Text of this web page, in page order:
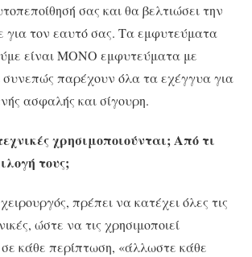
σας και θα βελτιώσει την
για τον εαυτό σας. Τα εμφυτεύματα
είναι ΜΟΝΟ εμφυτεύματα με
συνεπώς παρέχουν όλα τα εχέγγυα για
ασφαλής και σίγουρη.
χρησιμοποιούνται; Από τι
τους;
πρέπει να κατέχει όλες τις
ώστε να τις χρησιμοποιεί
κάθε περίπτωση, «άλλωστε κάθε